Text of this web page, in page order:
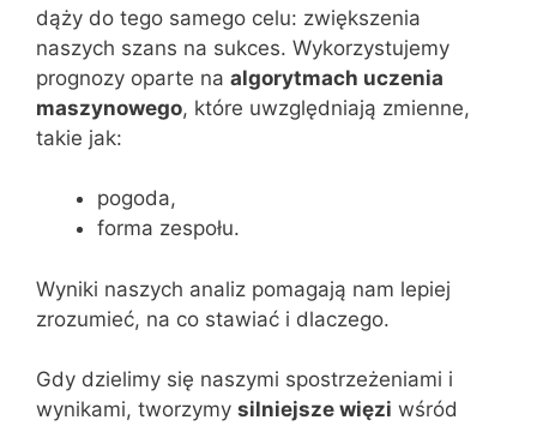
dąży do tego samego celu: zwiększenia
naszych szans na sukces. Wykorzystujemy
prognozy oparte na algorytmach uczenia
maszynowego, które uwzględniają zmienne,
takie jak:
pogoda,
forma zespołu.
Wyniki naszych analiz pomagają nam lepiej
zrozumieć, na co stawiać i dlaczego.
Gdy dzielimy się naszymi spostrzeżeniami i
wynikami, tworzymy silniejsze więzi wśród